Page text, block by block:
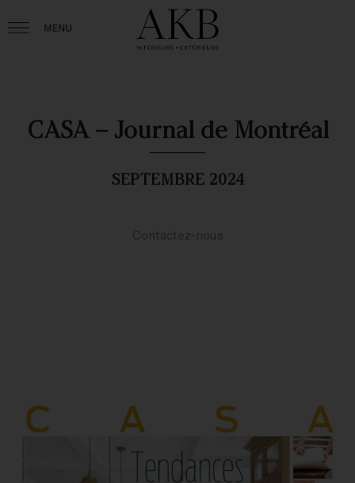
CASA – Journal de Montréal
SEPTEMBRE 2024
Contactez-nous